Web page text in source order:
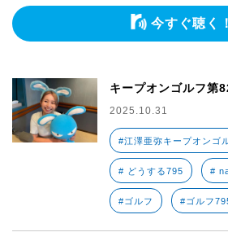
今すぐ聴く！
キープオンゴルフ第
2025.10.31
#江澤亜弥キープオンゴ
# どうする795 #
#ゴルフ #ゴルフ